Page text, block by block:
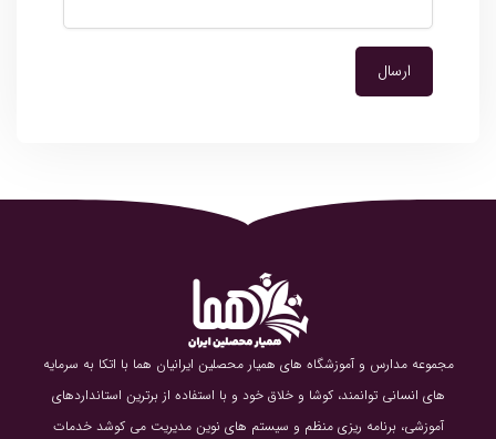
مجموعه مدارس و آموزشگاه های همیار محصلین ایرانیان هما با اتکا به سرمایه
های انسانی توانمند، کوشا و خلاق خود و با استفاده از برترین استانداردهای
آموزشی، برنامه ریزی منظم و سیستم های نوین مدیریت می کوشد خدمات